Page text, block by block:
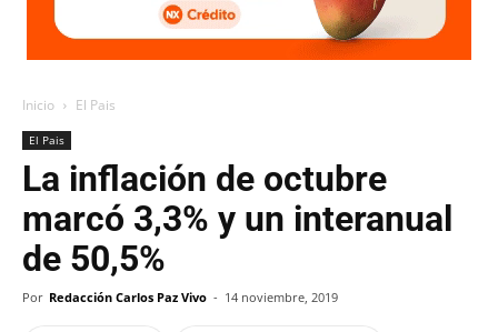
Inicio El Pais
El Pais
La inflación de octubre
marcó 3,3% y un interanual
de 50,5%
Por Redacción Carlos Paz Vivo - 14 noviembre, 2019